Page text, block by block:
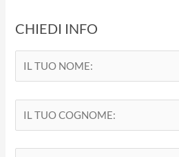
CHIEDI INFO